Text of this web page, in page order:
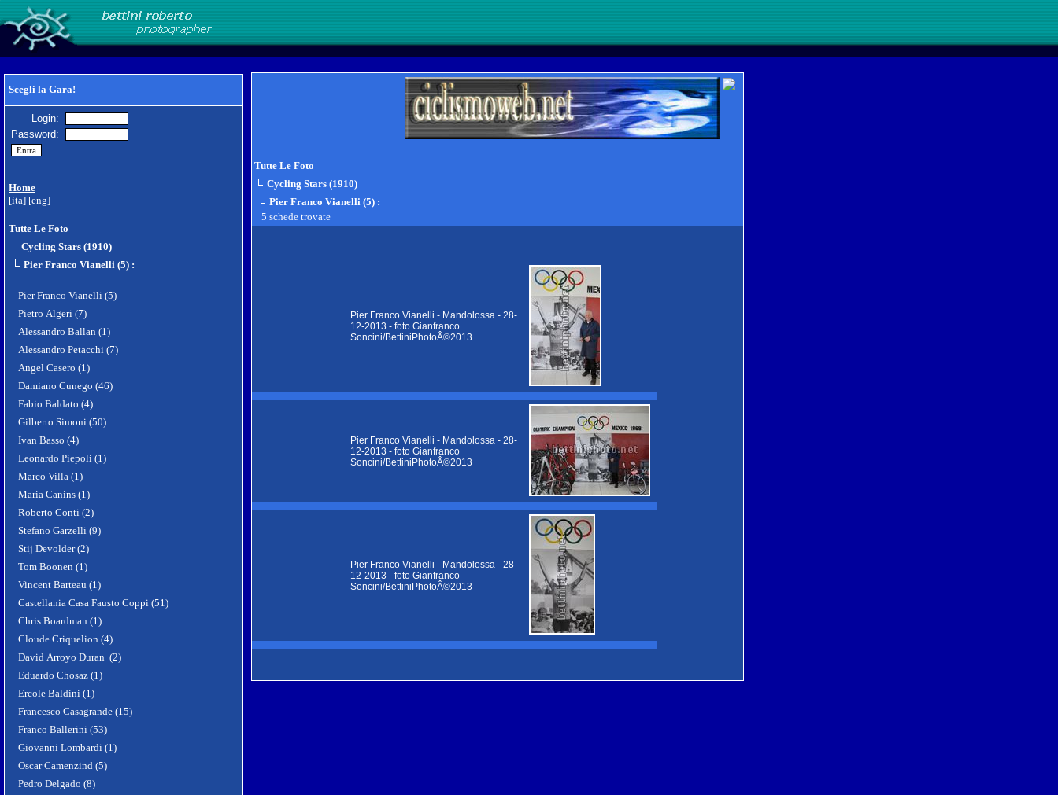
Scegli la Gara!
Login:
Password:
Home
[ita] [eng]
Tutte Le Foto
Cycling Stars (1910)
Pier Franco Vianelli (5) :
Pier Franco Vianelli (5)
Pietro Algeri (7)
Alessandro Ballan (1)
Alessandro Petacchi (7)
Angel Casero (1)
Damiano Cunego (46)
Fabio Baldato (4)
Gilberto Simoni (50)
Ivan Basso (4)
Leonardo Piepoli (1)
Marco Villa (1)
Maria Canins (1)
Roberto Conti (2)
Stefano Garzelli (9)
Stij Devolder (2)
Tom Boonen (1)
Vincent Barteau (1)
Castellania Casa Fausto Coppi (51)
Chris Boardman (1)
Cloude Criquelion (4)
David Arroyo Duran (2)
Eduardo Chosaz (1)
Ercole Baldini (1)
Francesco Casagrande (15)
Franco Ballerini (53)
Giovanni Lombardi (1)
Oscar Camenzind (5)
Pedro Delgado (8)
Tutte Le Foto
Cycling Stars (1910)
Pier Franco Vianelli (5) :
5 schede trovate
Pier Franco Vianelli - Mandolossa - 28-
12-2013 - foto Gianfranco
Soncini/BettiniPhotoÂ©2013
Pier Franco Vianelli - Mandolossa - 28-
12-2013 - foto Gianfranco
Soncini/BettiniPhotoÂ©2013
Pier Franco Vianelli - Mandolossa - 28-
12-2013 - foto Gianfranco
Soncini/BettiniPhotoÂ©2013